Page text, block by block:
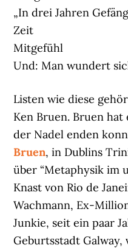
„In drei Jahren
Zeit
Mitgefühl
Und: Man wundert
Listen wie diese
Ken Bruen. Bruen
der Nadel enden
Bruen, in Dublins
über “Metaphysik im
Knast von Rio de
Wachmann, Ex-
Junkie, seit ein paar
Geburtsstadt